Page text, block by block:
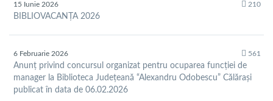
15 Iunie 2026 210
BIBLIOVACANȚA 2026
6 Februarie 2026 561
Anunț privind concursul organizat pentru ocuparea funcției de
manager la Biblioteca Județeană “Alexandru Odobescu” Călărași
publicat în data de 06.02.2026